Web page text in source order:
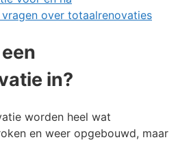
over totaalrenovaties
in?
worden heel wat
en weer opgebouwd, maar